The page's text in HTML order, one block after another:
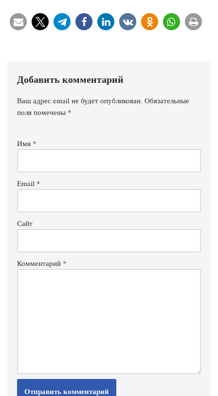
Добавить комментарий
Ваш адрес email не будет опубликован. Обязательные
поля помечены *
Имя *
Email *
Сайт
Комментарий *